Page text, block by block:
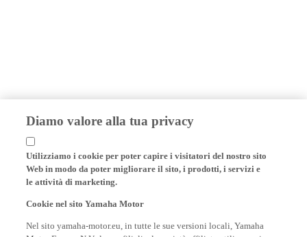
Utilizziamo i cookie per poter capire i visitatori del nostro sito
Web in modo da poter migliorare il sito, i prodotti, i servizi e
le attività di marketing.
Motor Europe N.V., le sue filiali e le società affiliate utilizzano i